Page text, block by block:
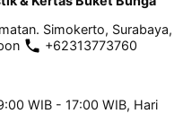
Simokerto, Surabaya,
+62313773760
WIB - 17:00 WIB, Hari